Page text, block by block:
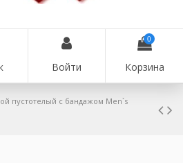
Войти
0
Корзина
пустотелый с бандажом Men`s